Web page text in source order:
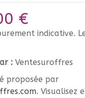
€
indicative.
: Ventesuroffres
proposée par
. Visualisez